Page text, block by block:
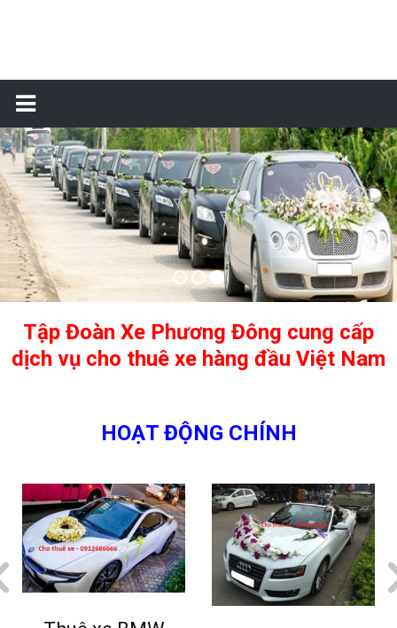
Đặt
xe
sân
Tập Đoàn Xe Phương Đông cung cấp
dịch vụ cho thuê xe hàng đầu Việt Nam
HOẠT ĐỘNG CHÍNH